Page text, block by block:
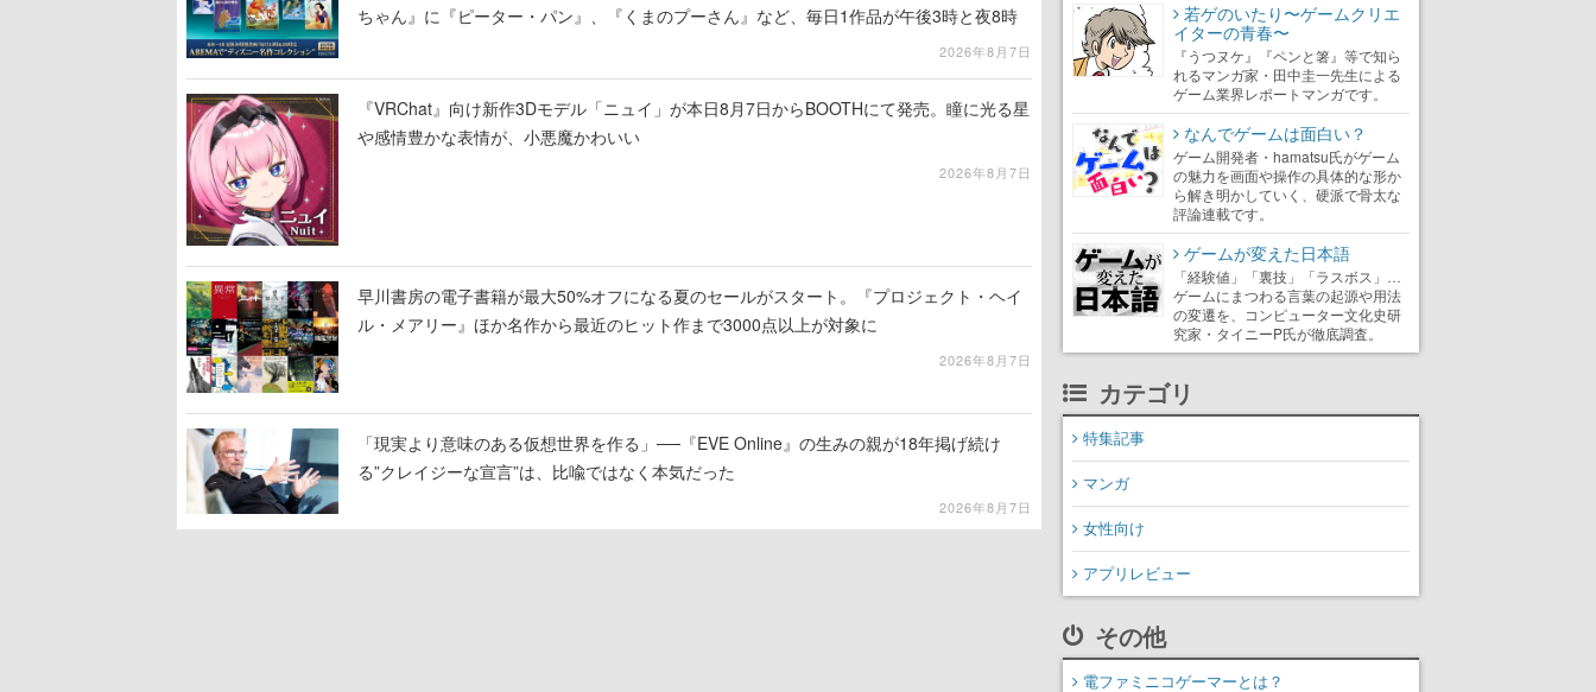
ちゃん』に『ピーター・パン』、『くまのプーさん』など、毎日1作品が午後3時と夜8時
2026年8月7日
『VRChat』向け新作3Dモデル「ニュイ」が本日8月7日からBOOTHにて発売。瞳に光る星
や感情豊かな表情が、小悪魔かわいい
2026年8月7日
早川書房の電子書籍が最大50%オフになる夏のセールがスタート。『プロジェクト・ヘイ
ル・メアリー』ほか名作から最近のヒット作まで3000点以上が対象に
2026年8月7日
「現実より意味のある仮想世界を作る」──『EVE Online』の生みの親が18年掲げ続け
る”クレイジーな宣言”は、比喩ではなく本気だった
2026年8月7日
若ゲのいたり〜ゲームクリエ
イターの青春〜
『うつヌケ』『ペンと箸』等で知ら
れるマンガ家・田中圭一先生による
ゲーム業界レポートマンガです。
なんでゲームは面白い？
ゲーム開発者・hamatsu氏がゲーム
の魅力を画面や操作の具体的な形か
ら解き明かしていく、硬派で骨太な
評論連載です。
ゲームが変えた日本語
「経験値」「裏技」「ラスボス」…
ゲームにまつわる言葉の起源や用法
の変遷を、コンピューター文化史研
究家・タイニーP氏が徹底調査。
カテゴリ
特集記事
マンガ
女性向け
アプリレビュー
その他
電ファミニコゲーマーとは？